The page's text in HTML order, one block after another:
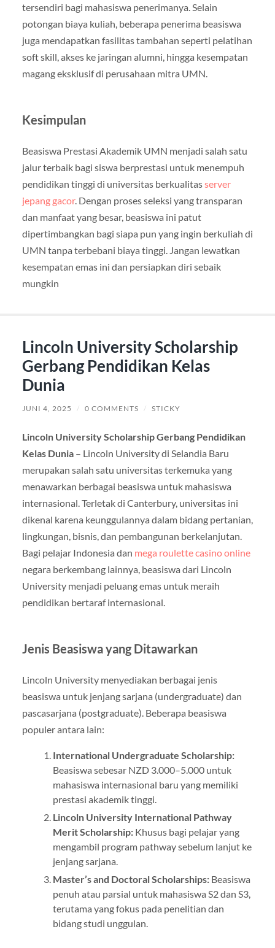
tersendiri bagi mahasiswa penerimanya. Selain
potongan biaya kuliah, beberapa penerima beasiswa
juga mendapatkan fasilitas tambahan seperti pelatihan
soft skill, akses ke jaringan alumni, hingga kesempatan
magang eksklusif di perusahaan mitra UMN.
Kesimpulan
Beasiswa Prestasi Akademik UMN menjadi salah satu
jalur terbaik bagi siswa berprestasi untuk menempuh
pendidikan tinggi di universitas berkualitasserver
jepang gacor. Dengan proses seleksi yang transparan
dan manfaat yang besar, beasiswa ini patut
dipertimbangkan bagi siapa pun yang ingin berkuliah di
UMN tanpa terbebani biaya tinggi. Jangan lewatkan
kesempatan emas ini dan persiapkan diri sebaik
mungkin
Lincoln University Scholarship
Gerbang Pendidikan Kelas
Dunia
JUNI 4, 2025 / 0 COMMENTS / STICKY
Lincoln University Scholarship Gerbang Pendidikan
Kelas Dunia– Lincoln University di Selandia Baru
merupakan salah satu universitas terkemuka yang
menawarkan berbagai beasiswa untuk mahasiswa
internasional. Terletak di Canterbury, universitas ini
dikenal karena keunggulannya dalam bidang pertanian,
lingkungan, bisnis, dan pembangunan berkelanjutan.
Bagi pelajar Indonesia dan mega roulette casino online
negara berkembang lainnya, beasiswa dari Lincoln
University menjadi peluang emas untuk meraih
pendidikan bertaraf internasional.
Jenis Beasiswa yang Ditawarkan
Lincoln University menyediakan berbagai jenis
beasiswa untuk jenjang sarjana (undergraduate) dan
pascasarjana (postgraduate). Beberapa beasiswa
populer antara lain:
International Undergraduate Scholarship:
Beasiswa sebesar NZD 3.000–5.000 untuk
mahasiswa internasional baru yang memiliki
prestasi akademik tinggi.
Lincoln University International Pathway
Merit Scholarship:Khusus bagi pelajar yang
mengambil program pathway sebelum lanjut ke
jenjang sarjana.
Master’s and Doctoral Scholarships:Beasiswa
penuh atau parsial untuk mahasiswa S2 dan S3,
terutama yang fokus pada penelitian dan
bidang studi unggulan.